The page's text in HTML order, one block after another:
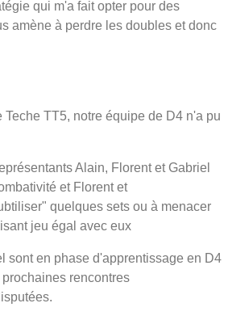
qui m'a fait opter pour des
amène à perdre les doubles et donc
TT5, notre équipe de D4 n'a pu
Alain, Florent et Gabriel
et Florent et
quelques sets ou à menacer
jeu égal avec eux
sont en phase d'apprentissage en D4
rencontres